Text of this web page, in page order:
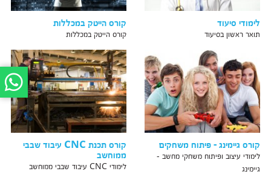
לימודי סיעוד
תואר ראשון בסיעוד
קורס הייטק במכללות
קורס הייטק במכללות
קורס גיימינג - פיתוח משחקים
לימודי עיצוב ופיתוח משחקי מחשב -
גיימינג
קורס תכנת CNC עיבוד שבבי
ממוחשב
לימודי CNC עיבוד שבבי ממוחשב